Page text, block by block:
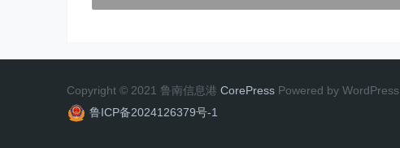
Copyright © 2021 鲁南信息港 CorePress Powered by WordPress
鲁ICP备2024126379号-1